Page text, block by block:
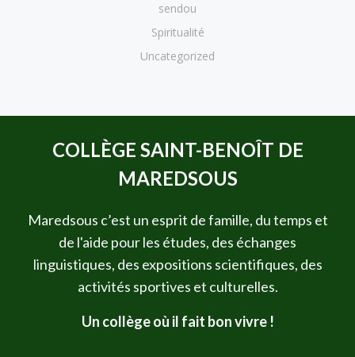
sendou
Spiritualité
Uncategorized
COLLÈGE SAINT-BENOÎT DE
MAREDSOUS
Maredsous c’est un esprit de famille, du temps et
de l'aide pour les études, des échanges
linguistiques, des expositions scientifiques, des
activités sportives et culturelles.
Un collège où il fait bon vivre !